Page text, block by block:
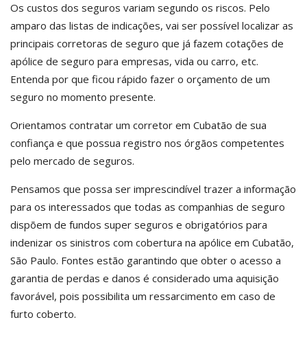
Os custos dos seguros variam segundo os riscos. Pelo
amparo das listas de indicações, vai ser possível localizar as
principais corretoras de seguro que já fazem cotações de
apólice de seguro para empresas, vida ou carro, etc.
Entenda por que ficou rápido fazer o orçamento de um
seguro no momento presente.
Orientamos contratar um corretor em Cubatão de sua
confiança e que possua registro nos órgãos competentes
pelo mercado de seguros.
Pensamos que possa ser imprescindível trazer a informação
para os interessados que todas as companhias de seguro
dispõem de fundos super seguros e obrigatórios para
indenizar os sinistros com cobertura na apólice em Cubatão,
São Paulo. Fontes estão garantindo que obter o acesso a
garantia de perdas e danos é considerado uma aquisição
favorável, pois possibilita um ressarcimento em caso de
furto coberto.